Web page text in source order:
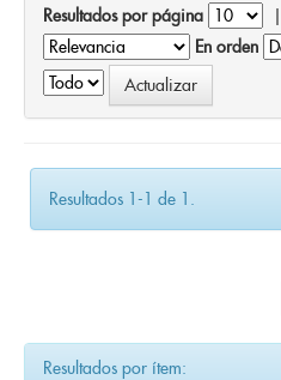
Resultados por página |
En orden
Resultados 1-1 de 1.
Resultados por ítem: